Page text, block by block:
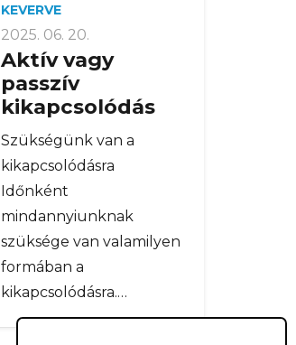
KEVERVE
2025. 06. 20.
Aktív vagy
passzív
kikapcsolódás
Szükségünk van a
kikapcsolódásra
Időnként
mindannyiunknak
szüksége van valamilyen
formában a
kikapcsolódásra.…